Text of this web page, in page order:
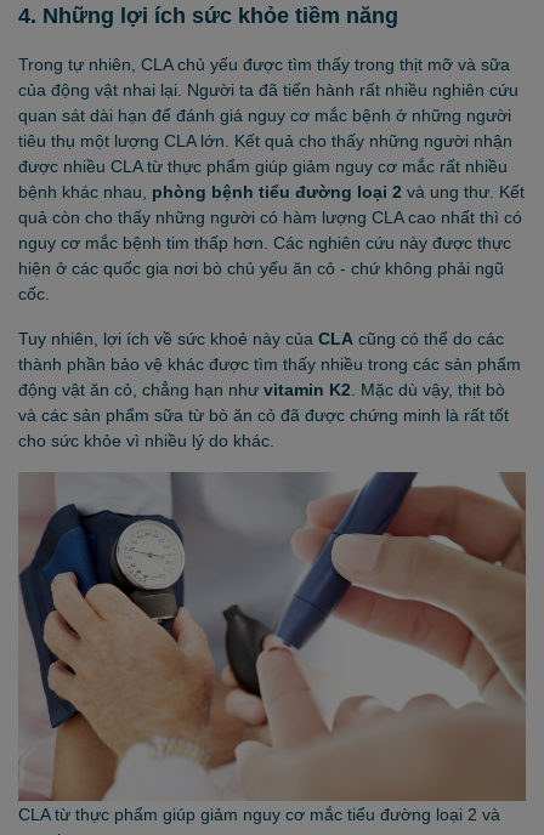
4. Những lợi ích sức khỏe tiềm năng
Trong tự nhiên, CLA chủ yếu được tìm thấy trong thịt mỡ và sữa
của động vật nhai lại. Người ta đã tiến hành rất nhiều nghiên cứu
quan sát dài hạn để đánh giá nguy cơ mắc bệnh ở những người
tiêu thụ một lượng CLA lớn. Kết quả cho thấy những người nhận
được nhiều CLA từ thực phẩm giúp giảm nguy cơ mắc rất nhiều
bệnh khác nhau, phòng bệnh tiểu đường loại 2 và ung thư. Kết
quả còn cho thấy những người có hàm lượng CLA cao nhất thì có
nguy cơ mắc bệnh tim thấp hơn. Các nghiên cứu này được thực
hiện ở các quốc gia nơi bò chủ yếu ăn cỏ - chứ không phải ngũ
cốc.
Tuy nhiên, lợi ích về sức khoẻ này của CLA cũng có thể do các
thành phần bảo vệ khác được tìm thấy nhiều trong các sản phẩm
động vật ăn cỏ, chẳng hạn như vitamin K2 . Mặc dù vậy, thịt bò
và các sản phẩm sữa từ bò ăn cỏ đã được chứng minh là rất tốt
cho sức khỏe vì nhiều lý do khác.
CLA từ thực phẩm giúp giảm nguy cơ mắc tiểu đường loại 2 và